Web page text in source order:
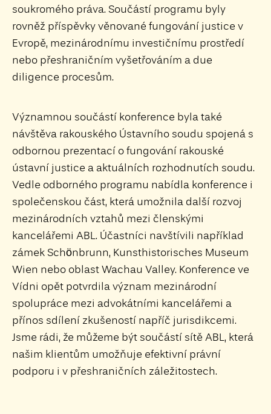
soukromého práva. Součástí programu byly
rovněž příspěvky věnované fungování justice v
Evropě, mezinárodnímu investičnímu prostředí
nebo přeshraničním vyšetřováním a due
diligence procesům.
Významnou součástí konference byla také
návštěva rakouského Ústavního soudu spojená s
odbornou prezentací o fungování rakouské
ústavní justice a aktuálních rozhodnutích soudu.
Vedle odborného programu nabídla konference i
společenskou část, která umožnila další rozvoj
mezinárodních vztahů mezi členskými
kancelářemi ABL. Účastníci navštívili například
zámek Schönbrunn, Kunsthistorisches Museum
Wien nebo oblast Wachau Valley. Konference ve
Vídni opět potvrdila význam mezinárodní
spolupráce mezi advokátními kancelářemi a
přínos sdílení zkušeností napříč jurisdikcemi.
Jsme rádi, že můžeme být součástí sítě ABL, která
našim klientům umožňuje efektivní právní
podporu i v přeshraničních záležitostech.